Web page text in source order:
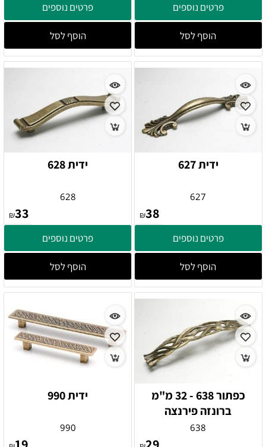
פרטים נוספים
הוסף לסל
פרטים נוספים
הוסף לסל
ידית 627
627
₪38
פרטים נוספים
הוסף לסל
ידית 628
628
₪33
פרטים נוספים
הוסף לסל
כפתור 638 - 32 מ"מ
ברונזה פירנצה
638
ידית 990
990